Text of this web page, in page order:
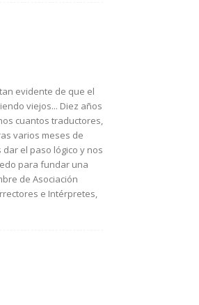
evidente de que el
viejos... Diez años
cuantos traductores,
varios meses de
el paso lógico y nos
para fundar una
de Asociación
e Intérpretes,